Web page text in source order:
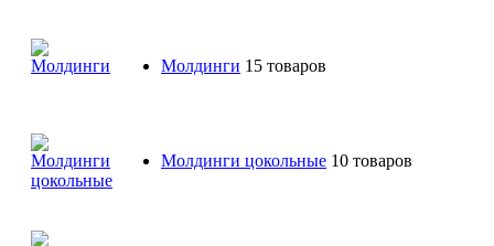
Молдинги 15 товаров
Молдинги цокольные 10 товаров